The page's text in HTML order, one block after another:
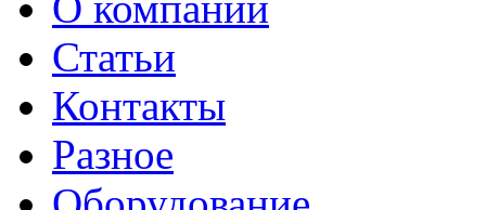
Статьи
Контакты
Разное